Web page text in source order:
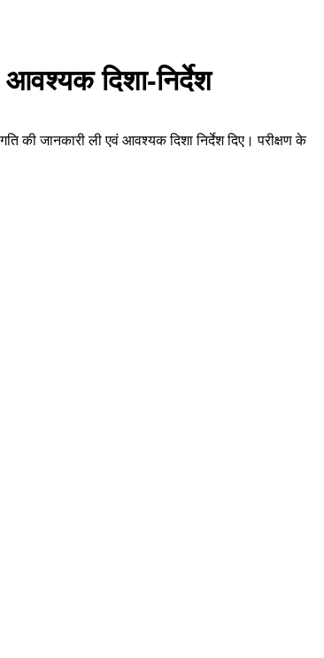
आवश्यक दिशा-निर्देश
की जानकारी ली एवं आवश्यक दिशा निर्देश दिए। परीक्षण के